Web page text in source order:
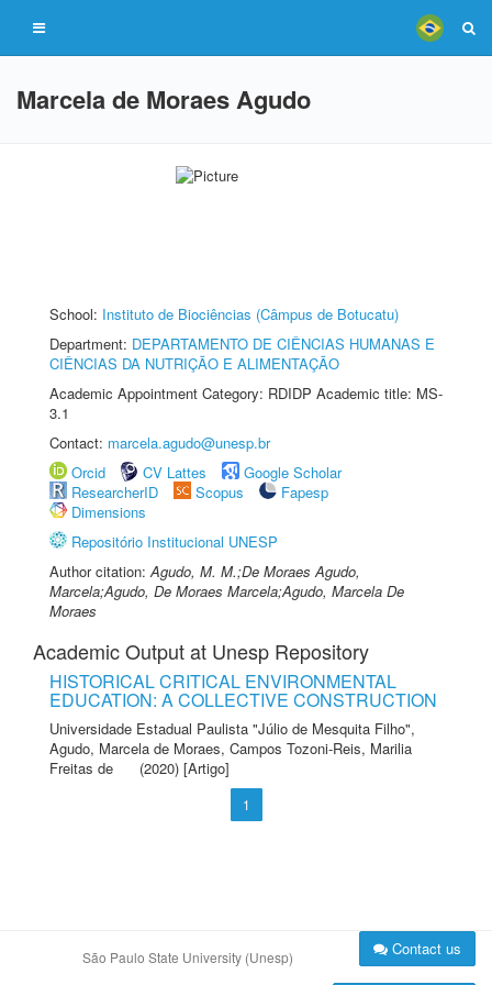
Marcela de Moraes Agudo
School: Instituto de Biociências (Câmpus de Botucatu)
Department: DEPARTAMENTO DE CIÊNCIAS HUMANAS E
CIÊNCIAS DA NUTRIÇÃO E ALIMENTAÇÃO
Academic Appointment Category: RDIDP Academic title: MS-
3.1
Contact: marcela.agudo@unesp.br
Orcid
CV Lattes
Google Scholar
ResearcherID
Scopus
Fapesp
Dimensions
Repositório Institucional UNESP
Author citation:Agudo, M. M.;De Moraes Agudo,
Marcela;Agudo, De Moraes Marcela;Agudo, Marcela De
Moraes
Academic Output at Unesp Repository
HISTORICAL CRITICAL ENVIRONMENTAL
EDUCATION: A COLLECTIVE CONSTRUCTION
Universidade Estadual Paulista "Júlio de Mesquita Filho",
Agudo, Marcela de Moraes, Campos Tozoni-Reis, Marilia
Freitas de
(2020) [Artigo]
1
São Paulo State University (Unesp) Contact us